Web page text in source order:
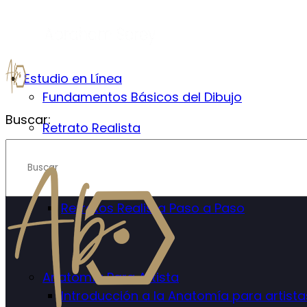
Estudio en Línea
Fundamentos Básicos del Dibujo
Retrato Realista
Retratos Realista Paso a Paso
Anatomía Para Artista
Introducción a la Anatomía para
Buscar: